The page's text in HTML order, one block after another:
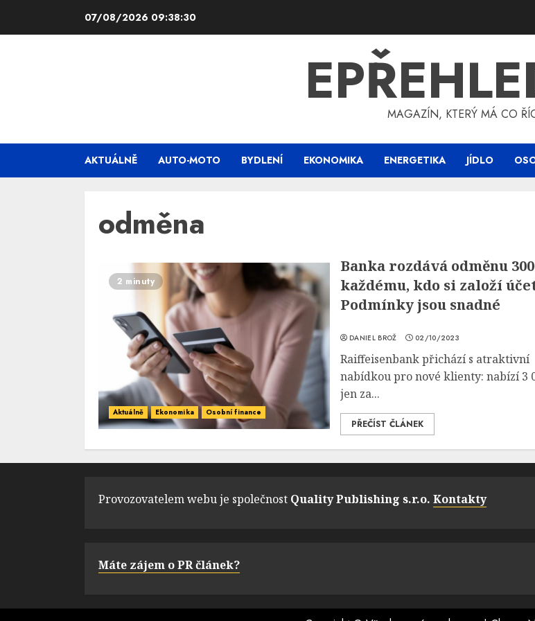
07/08/2026 09:38:30
MAGAZÍN, KTERÝ MÁ CO
AKTUÁLNĚ AUTO-MOTO BYDLENÍ EKONOMIKA ENERGETIKA JÍDLO
odměna
2 minuty
Aktuálně Ekonomika Osobní finance
Banka rozdává odměnu
každému, kdo si založí
Podmínky jsou snadné
DANIEL BROŽ 02/10/2023
Raiffeisenbank přichází s atraktivní
nabídkou pro nové klienty: nabízí 3
jen za...
PŘEČÍST ČLÁNEK
Provozovatelem webu je společnost Quality Publishing s.r.o. Kontakty
Máte zájem o PR článek?